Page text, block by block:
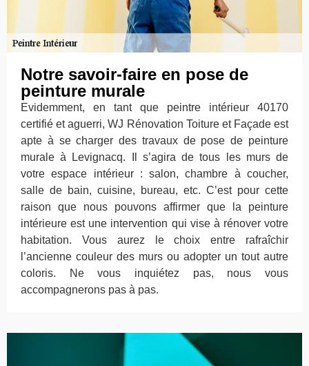
Notre savoir-faire en pose de
peinture murale
Evidemment, en tant que peintre intérieur 40170
certifié et aguerri, WJ Rénovation Toiture et Façade est
apte à se charger des travaux de pose de peinture
murale à Levignacq. Il s’agira de tous les murs de
votre espace intérieur : salon, chambre à coucher,
salle de bain, cuisine, bureau, etc. C’est pour cette
raison que nous pouvons affirmer que la peinture
intérieure est une intervention qui vise à rénover votre
habitation. Vous aurez le choix entre rafraîchir
l’ancienne couleur des murs ou adopter un tout autre
coloris. Ne vous inquiétez pas, nous vous
accompagnerons pas à pas.